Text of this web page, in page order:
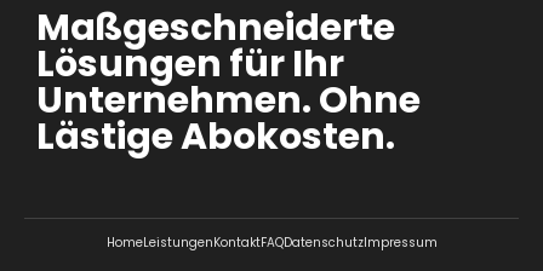
Maßgeschneiderte
Lösungen für Ihr
Unternehmen. Ohne
Lästige Abokosten.
HomeLeistungenKontaktFAQDatenschutzImpressum